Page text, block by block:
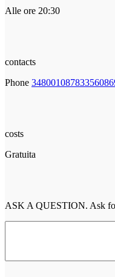
Alle ore 20:30
contacts
Phone
costs
Gratuita
ASK A QUESTION. Ask